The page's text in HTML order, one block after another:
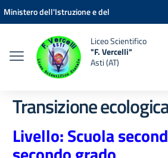
Vai ai contenuti
Vai al menu di navigazione
Vai al footer
Ministero dell'Istruzione e del
Liceo Scientifico
"F. Vercelli"
Asti (AT)
Transizione
Livello: Scuola